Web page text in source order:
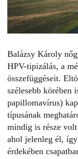
Balázsy Károly
HPV-tipizálás, a
összefüggéseit.
szélesebb körében
papillomavírus)
típusának
mindig is része
ahol jelenleg él,
érdekében